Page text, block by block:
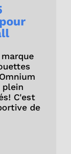
plein
C'est
de